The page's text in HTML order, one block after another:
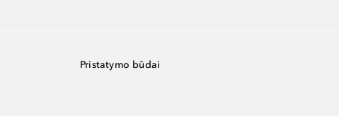
Pristatymo būdai